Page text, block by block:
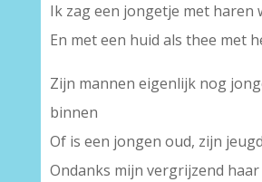
Ik zag een jongetje met haren
En met een huid als thee met
Zijn mannen eigenlijk nog
binnen
Of is een jongen oud, zijn
Ondanks mijn vergrijzend haar